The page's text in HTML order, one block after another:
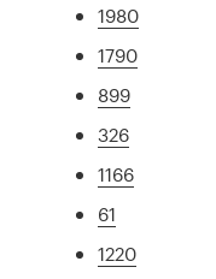
1980
1790
899
326
1166
61
1220